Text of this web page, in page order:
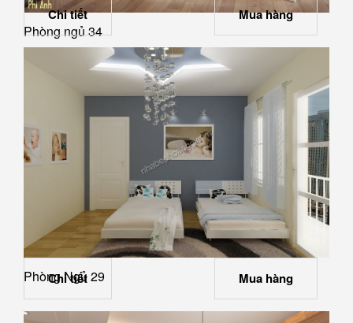
Phòng ngủ 34
Chi tiết Mua hàng
Phòng Ngủ 29
Chi tiết Mua hàng